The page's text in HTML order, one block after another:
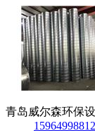
青岛威尔森环保
15964998812